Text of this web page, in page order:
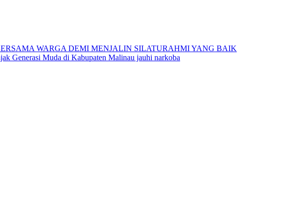
WARGA DEMI MENJALIN SILATURAHMI YANG BAIK
Generasi Muda di Kabupaten Malinau jauhi narkoba